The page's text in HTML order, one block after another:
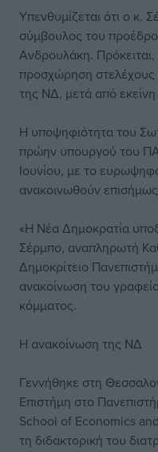
Υπενθυμίζεται ότι ο κ.
σύμβουλος του
Ανδρουλάκη. Πρόκειται,
προσχώρηση στελέχους
της ΝΔ, μετά από
Η υποψηφιότητα του
πρώην υπουργού του
Ιουνίου, με το
ανακοινωθούν
«Η Νέα Δημοκρατία
Σέρμπο, αναπληρωτή
Δημοκρίτειο
ανακοίνωση του
κόμματος.
Η ανακοίνωση της ΝΔ
Γεννήθηκε στη
Επιστήμη στο
School of Economics
τη διδακτορική του